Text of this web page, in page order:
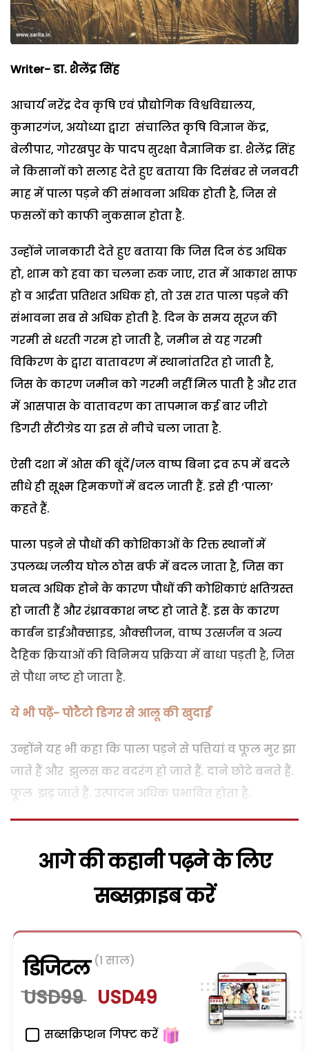
Writer- डा. शैलेंद्र सिंह
आचार्य नरेंद्र देव कृषि एवं प्रौद्योगिक विश्वविद्यालय,
कुमारगंज, अयोध्या द्वारा संचालित कृषि विज्ञान केंद्र,
बेलीपार, गोरखपुर के पादप सुरक्षा वैज्ञानिक डा. शैलेंद्र सिंह
ने किसानों को सलाह देते हुए बताया कि दिसंबर से जनवरी
माह में पाला पड़ने की संभावना अधिक होती है, जिस से
फसलों को काफी नुकसान होता है.
उन्होंने जानकारी देते हुए बताया कि जिस दिन ठंड अधिक
हो, शाम को हवा का चलना रुक जाए, रात में आकाश साफ
हो व आर्द्रता प्रतिशत अधिक हो, तो उस रात पाला पड़ने की
संभावना सब से अधिक होती है. दिन के समय सूरज की
गरमी से धरती गरम हो जाती है, जमीन से यह गरमी
विकिरण के द्वारा वातावरण में स्थानांतरित हो जाती है,
जिस के कारण जमीन को गरमी नहीं मिल पाती है और रात
में आसपास के वातावरण का तापमान कई बार जीरो
डिगरी सैंटीग्रेड या इस से नीचे चला जाता है.
ऐसी दशा में ओस की बूंदें/जल वाष्प बिना द्रव रूप में बदले
सीधे ही सूक्ष्म हिमकणों में बदल जाती हैं. इसे ही ‘पाला’
कहते हैं.
पाला पड़ने से पौधों की कोशिकाओं के रिक्त स्थानों में
उपलब्ध जलीय घोल ठोस बर्फ में बदल जाता है, जिस का
घनत्व अधिक होने के कारण पौधों की कोशिकाएं क्षतिग्रस्त
हो जाती हैं और रंध्रावकाश नष्ट हो जाते हैं. इस के कारण
कार्बन डाईऔक्साइड, औक्सीजन, वाष्प उत्सर्जन व अन्य
दैहिक क्रियाओं की विनिमय प्रक्रिया में बाधा पड़ती है, जिस
से पौधा नष्ट हो जाता है.
ये भी पढ़ें- पोटैटो डिगर से आलू की खुदाई
उन्होंने यह भी कहा कि पाला पड़ने से पत्तियां व फूल मुर झा
जाते हैं और झुलस कर बदरंग हो जाते हैं. दाने छोटे बनते हैं.
फूल झड़ जाते हैं. उत्पादन अधिक प्रभावित होता है.
आगे की कहानी पढ़ने के लिए
सब्सक्राइब करें
डिजिटल (1 साल)
USD99 USD49
सब्सक्रिप्शन गिफ्ट करें